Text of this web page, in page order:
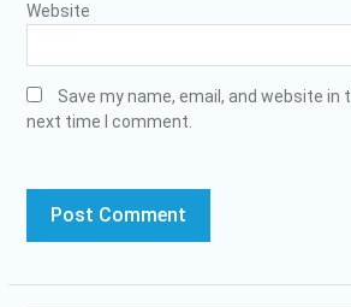
Website
Save my name, email, and website
next time I comment.